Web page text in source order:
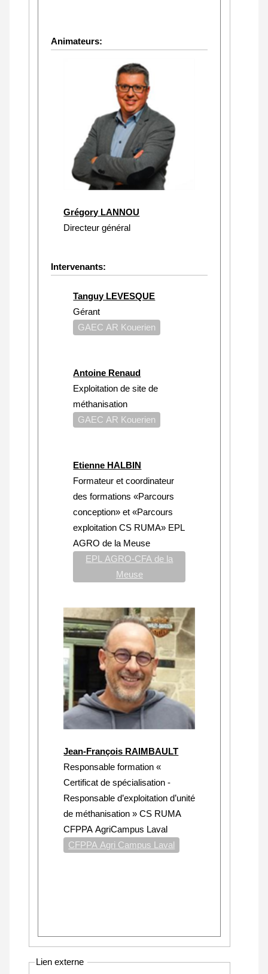
Animateurs:
Grégory LANNOU
Directeur général
Intervenants:
Tanguy LEVESQUE
Gérant
GAEC AR Kouerien
Antoine Renaud
Exploitation de site de
méthanisation
GAEC AR Kouerien
Etienne HALBIN
Formateur et coordinateur
des formations «Parcours
conception» et «Parcours
exploitation CS RUMA» EPL
AGRO de la Meuse
EPL AGRO-CFA de la
Meuse
Jean-François RAIMBAULT
Responsable formation «
Certificat de spécialisation -
Responsable d’exploitation d’unité
de méthanisation » CS RUMA
CFPPA AgriCampus Laval
CFPPA Agri Campus Laval
Lien externe